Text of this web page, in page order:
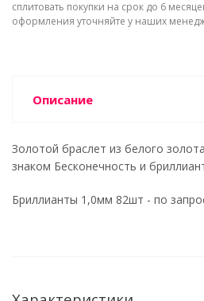
сплитовать покупки на срок до 6
оформления уточняйте у наших
Описание
Золотой браслет из белого
знаком Бесконечность и
Бриллианты 1,0мм 82шт - по